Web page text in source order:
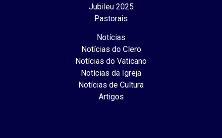
Jubileu 2025
Pastorais
Notícias
Notícias do Clero
Notícias do Vaticano
Notícias da Igreja
Notícias de Cultura
Artigos